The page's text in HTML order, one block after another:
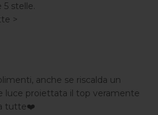
5 stelle.
>
anche se riscalda un
luce proiettata il top veramente
tutte❤️